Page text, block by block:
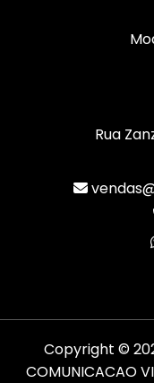
Rua
Copyright ©
COMUNICACAO